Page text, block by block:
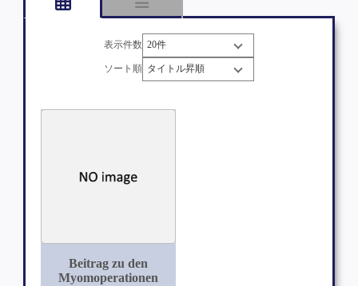
表示件数
ソート順
Beitrag zu den
Myomoperationen